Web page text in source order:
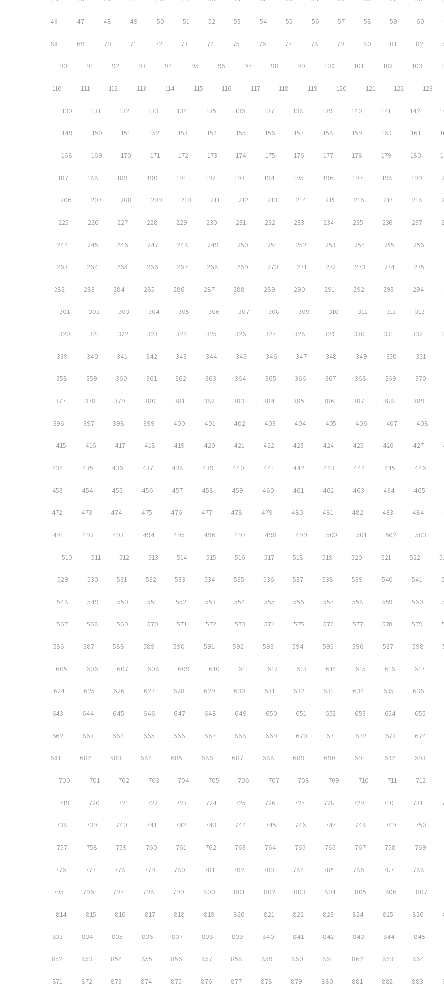
46 47 48 49 50 51 52 53 54 55 56 57 58 59 60
68 69 70 71 72 73 74 75 76 77 78 79 80 81 82
90 91 92 93 94 95 96 97 98 99 100 101 102 103
110 111 112 113 114 115 116 117 118 119 120 121 122 123
130 131 132 133 134 135 136 137 138 139 140 141 142
149 150 151 152 153 154 155 156 157 158 159 160 161
168 169 170 171 172 173 174 175 176 177 178 179 180
187 188 189 190 191 192 193 194 195 196 197 198 199
206 207 208 209 210 211 212 213 214 215 216 217 218
225 226 227 228 229 230 231 232 233 234 235 236 237
244 245 246 247 248 249 250 251 252 253 254 255 256
263 264 265 266 267 268 269 270 271 272 273 274 275
282 283 284 285 286 287 288 289 290 291 292 293 294
301 302 303 304 305 306 307 308 309 310 311 312 313
320 321 322 323 324 325 326 327 328 329 330 331 332
339 340 341 342 343 344 345 346 347 348 349 350 351
358 359 360 361 362 363 364 365 366 367 368 369 370
377 378 379 380 381 382 383 384 385 386 387 388 389
396 397 398 399 400 401 402 403 404 405 406 407 408
415 416 417 418 419 420 421 422 423 424 425 426 427
434 435 436 437 438 439 440 441 442 443 444 445 446
453 454 455 456 457 458 459 460 461 462 463 464 465
472 473 474 475 476 477 478 479 480 481 482 483 484
491 492 493 494 495 496 497 498 499 500 501 502 503
510 511 512 513 514 515 516 517 518 519 520 521 522
529 530 531 532 533 534 535 536 537 538 539 540 541
548 549 550 551 552 553 554 555 556 557 558 559 560
567 568 569 570 571 572 573 574 575 576 577 578 579
586 587 588 589 590 591 592 593 594 595 596 597 598
605 606 607 608 609 610 611 612 613 614 615 616 617
624 625 626 627 628 629 630 631 632 633 634 635 636
643 644 645 646 647 648 649 650 651 652 653 654 655
662 663 664 665 666 667 668 669 670 671 672 673 674
681 682 683 684 685 686 687 688 689 690 691 692 693
700 701 702 703 704 705 706 707 708 709 710 711 712
719 720 721 722 723 724 725 726 727 728 729 730 731
738 739 740 741 742 743 744 745 746 747 748 749 750
757 758 759 760 761 762 763 764 765 766 767 768 769
776 777 778 779 780 781 782 783 784 785 786 787 788
795 796 797 798 799 800 801 802 803 804 805 806 807
814 815 816 817 818 819 820 821 822 823 824 825 826
833 834 835 836 837 838 839 840 841 842 843 844 845
852 853 854 855 856 857 858 859 860 861 862 863 864
871 872 873 874 875 876 877 878 879 880 881 882 883